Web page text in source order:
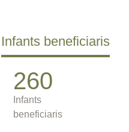
Infants beneficiaris
260
Infants
beneficiaris